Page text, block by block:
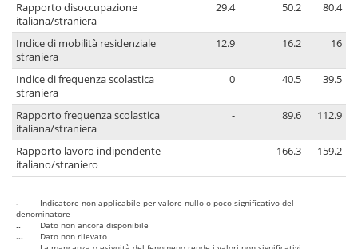
Rapporto disoccupazione
italiana/straniera
29.4 50.2 80.4
Indice di mobilità residenziale
straniera
12.9 16.2 16
Indice di frequenza scolastica
straniera
0 40.5 39.5
Rapporto frequenza scolastica
italiana/straniera
- 89.6 112.9
Rapporto lavoro indipendente
italiano/straniero
- 166.3 159.2
-
Indicatore non applicabile per valore nullo o poco significativo del
denominatore
..
Dato non ancora disponibile
...
Dato non rilevato